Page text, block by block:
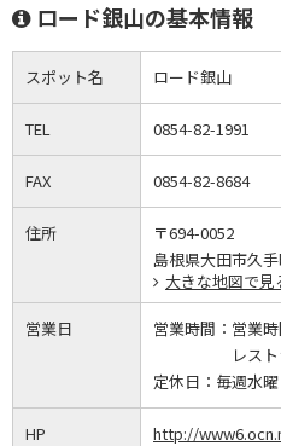
ロード銀山の基本情報
スポット名 ロード銀山
TEL 0854-82-1991
FAX 0854-82-8684
住所
〒694-0052
島根県大田市久
大きな地図で見
営業日 営業時間： 営業
レス
定休日： 毎週水
HP http://